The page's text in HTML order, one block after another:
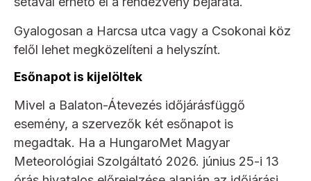
Gyalogosan a Harcsa utca vagy a Csokonai köz
felől lehet megközelíteni a helyszínt.
Esőnapot is kijelöltek
Mivel a Balaton-Átevezés időjárásfüggő
esemény, a szervezők két esőnapot is
megadtak. Ha a HungaroMet Magyar
Meteorológiai Szolgáltató 2026. június 25-i 13